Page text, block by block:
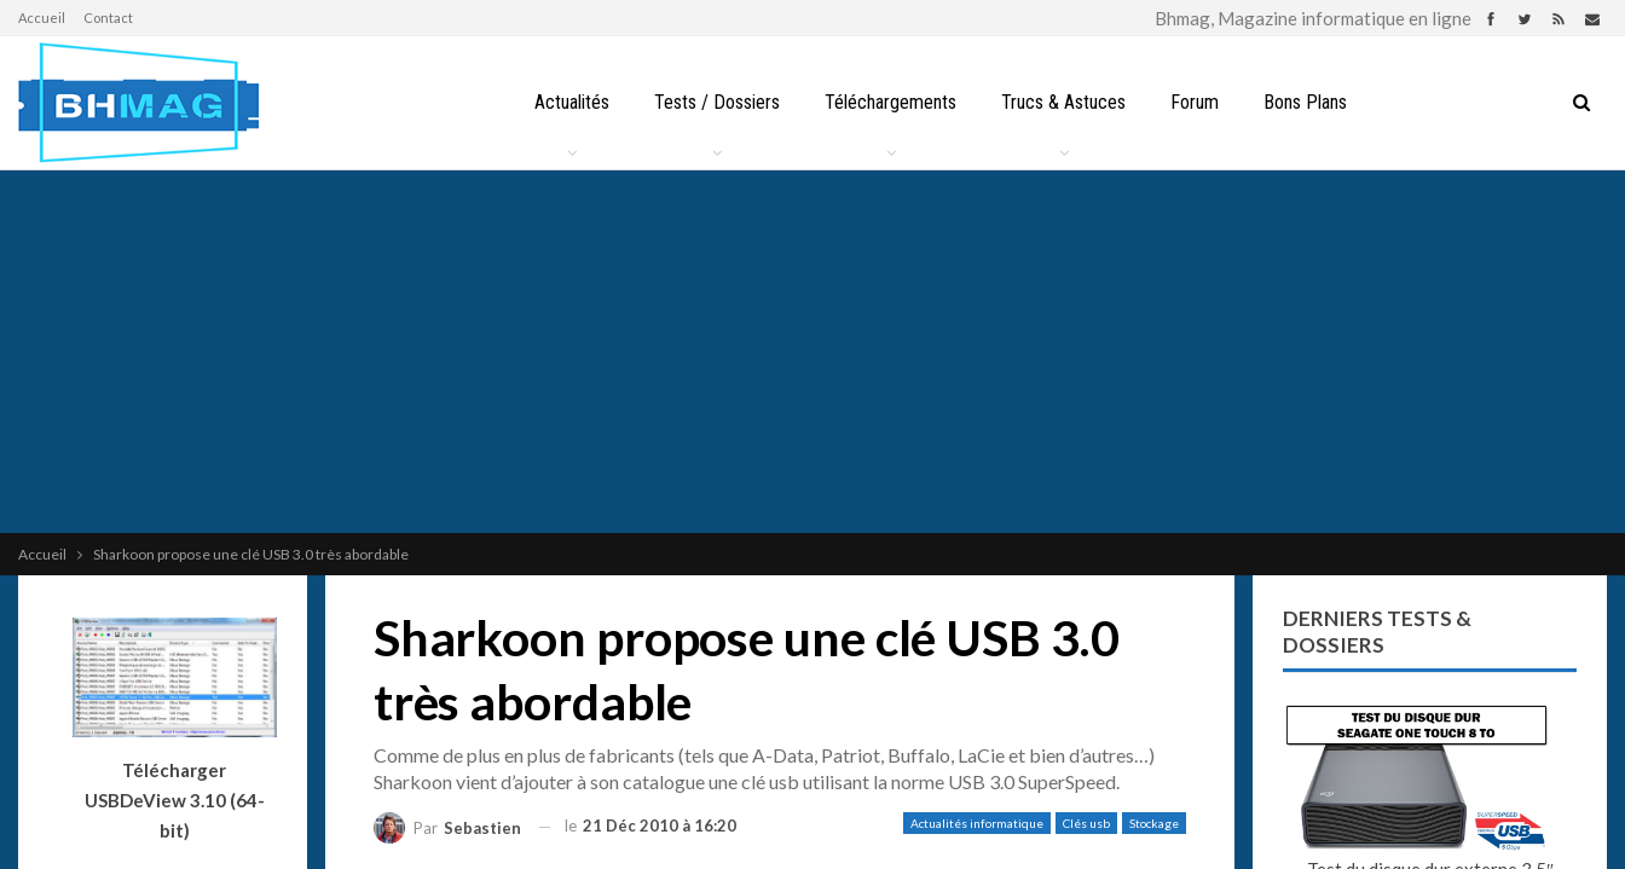
Accueil Contact
Actualités Tests / Dossiers Téléchargements Trucs & Astuces Forum Bons Plans
Accueil Sharkoon propose une clé USB 3.0 très abordable
Sharkoon propose une clé USB 3.0
très abordable
Comme de plus en plus de fabricants (tels que A-Data, Patriot, Buffalo, LaCie et bien d’autres…)
Sharkoon vient d’ajouter à son catalogue une clé usb utilisant la norme USB 3.0 SuperSpeed.
Actualités informatique Clés usb Stockage
Par Sebastien le 21 Déc 2010 à 16:20
DERNIERS TESTS &
DOSSIERS
Télécharger
USBDeView 3.10 (64-
bit)